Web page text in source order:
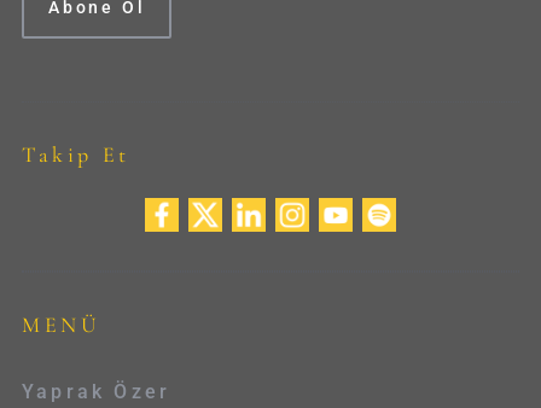
Takip Et
MENÜ
Yaprak Özer